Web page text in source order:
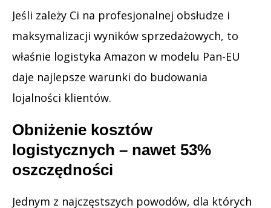
Jeśli zależy Ci na profesjonalnej obsłudze i
maksymalizacji wyników sprzedażowych, to
właśnie logistyka Amazon w modelu Pan-EU
daje najlepsze warunki do budowania
lojalności klientów.
Obniżenie kosztów
logistycznych – nawet 53%
oszczędności
Jednym z najczęstszych powodów, dla których